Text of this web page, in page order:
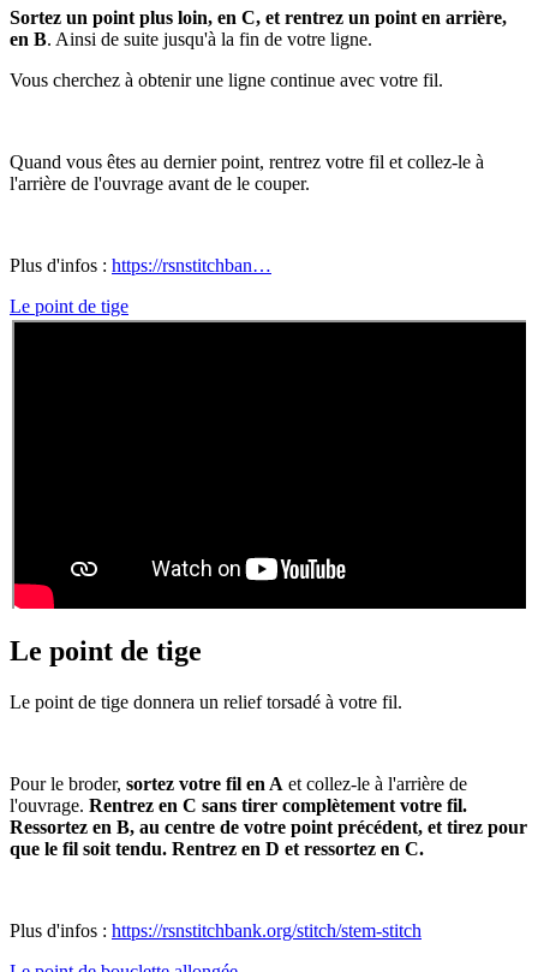
Sortez un point plus loin, en C, et rentrez un point en arrière,
en B. Ainsi de suite jusqu'à la fin de votre ligne.
Vous cherchez à obtenir une ligne continue avec votre fil.
Quand vous êtes au dernier point, rentrez votre fil et collez-le à
l'arrière de l'ouvrage avant de le couper.
Plus d'infos : https://rsnstitchban…
Le point de tige
Le point de tige
Le point de tige donnera un relief torsadé à votre fil.
Pour le broder, sortez votre fil en A et collez-le à l'arrière de
l'ouvrage. Rentrez en C sans tirer complètement votre fil.
Ressortez en B, au centre de votre point précédent, et tirez pour
que le fil soit tendu. Rentrez en D et ressortez en C.
Plus d'infos : https://rsnstitchbank.org/stitch/stem-stitch